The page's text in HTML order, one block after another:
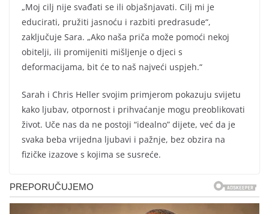
„Moj cilj nije svađati se ili objašnjavati. Cilj mi je
educirati, pružiti jasnoću i razbiti predrasude“,
zaključuje Sara. „Ako naša priča može pomoći nekoj
obitelji, ili promijeniti mišljenje o djeci s
deformacijama, bit će to naš najveći uspjeh.“
Sarah i Chris Heller svojim primjerom pokazuju svijetu
kako ljubav, otpornost i prihvaćanje mogu preoblikovati
život. Uče nas da ne postoji “idealno” dijete, već da je
svaka beba vrijedna ljubavi i pažnje, bez obzira na
fizičke izazove s kojima se susreće.